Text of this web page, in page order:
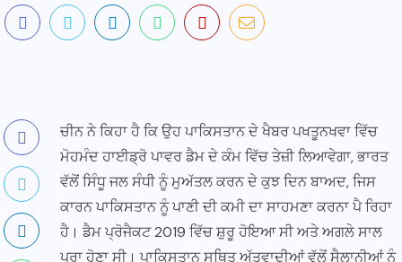
ਚੀਨ ਨੇ ਕਿਹਾ ਹੈ ਕਿ ਉਹ ਪਾਕਿਸਤਾਨ ਦੇ ਖੈਬਰ ਪਖਤੂਨਖਵਾ ਵਿੱਚ
ਮੋਹਮੰਦ ਹਾਈਡ੍ਰੋ ਪਾਵਰ ਡੈਮ ਦੇ ਕੰਮ ਵਿੱਚ ਤੇਜ਼ੀ ਲਿਆਵੇਗਾ, ਭਾਰਤ
ਵੱਲੋਂ ਸਿੰਧੂ ਜਲ ਸੰਧੀ ਨੂੰ ਮੁਅੱਤਲ ਕਰਨ ਦੇ ਕੁਝ ਦਿਨ ਬਾਅਦ, ਜਿਸ
ਕਾਰਨ ਪਾਕਿਸਤਾਨ ਨੂੰ ਪਾਣੀ ਦੀ ਕਮੀ ਦਾ ਸਾਹਮਣਾ ਕਰਨਾ ਪੈ ਰਿਹਾ
ਹੈ। ਡੈਮ ਪ੍ਰੋਜੈਕਟ 2019 ਵਿੱਚ ਸ਼ੁਰੂ ਹੋਇਆ ਸੀ ਅਤੇ ਅਗਲੇ ਸਾਲ
ਪੂਰਾ ਹੋਣਾ ਸੀ। ਪਾਕਿਸਤਾਨ ਸਥਿਤ ਅੱਤਵਾਦੀਆਂ ਵੱਲੋਂ ਸੈਲਾਨੀਆਂ ਨੂੰ